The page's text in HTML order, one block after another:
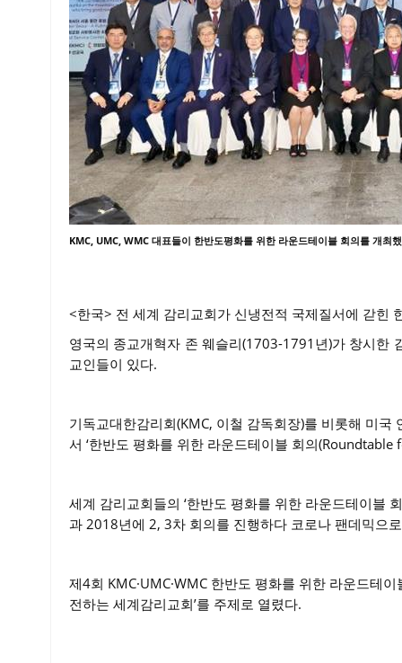
KMC, UMC, WMC 대표들이 한반도평화를 위한 라운드테이블 회의를 개최
<한국> 전 세계 감리교회가 신냉전적 국제질서에 갇힌
영국의 종교개혁자 존 웨슬리(1703-1791년)가 창시한
교인들이 있다.
기독교대한감리회(KMC, 이철 감독회장)를 비롯해 미
서 ‘한반도 평화를 위한 라운드테이블 회의
세계 감리교회들의 ‘한반도 평화를 위한 라운드테이블
과 2018년에 2, 3차 회의를 진행하다 코로나 팬데믹으
제4회 KMC·UMC·WMC 한반도 평화를 위한 라운드테
전하는 세계감리교회’를 주제로 열렸다.